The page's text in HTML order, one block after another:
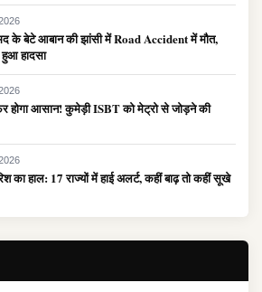
के बेटे आबान की झांसी में Road Accident में मौत,
हादसा
होगा आसान! कुमेड़ी ISBT को मेट्रो से जोड़ने की
का हाल: 17 राज्यों में हाई अलर्ट, कहीं बाढ़ तो कहीं सूखे